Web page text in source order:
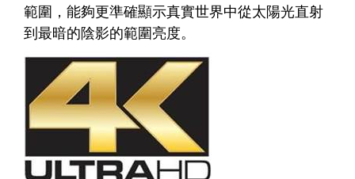
範圍，能夠更準確顯示真實世界中從太陽光直射
到最暗的陰影的範圍亮度。